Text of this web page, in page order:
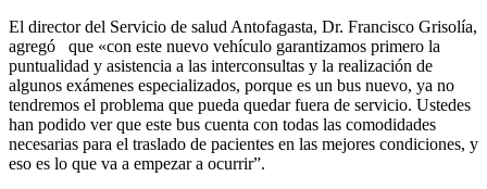
El director del Servicio de salud Antofagasta, Dr. Francisco Grisolía,
agregó que «con este nuevo vehículo garantizamos primero la
puntualidad y asistencia a las interconsultas y la realización de
algunos exámenes especializados, porque es un bus nuevo, ya no
tendremos el problema que pueda quedar fuera de servicio. Ustedes
han podido ver que este bus cuenta con todas las comodidades
necesarias para el traslado de pacientes en las mejores condiciones, y
eso es lo que va a empezar a ocurrir”.